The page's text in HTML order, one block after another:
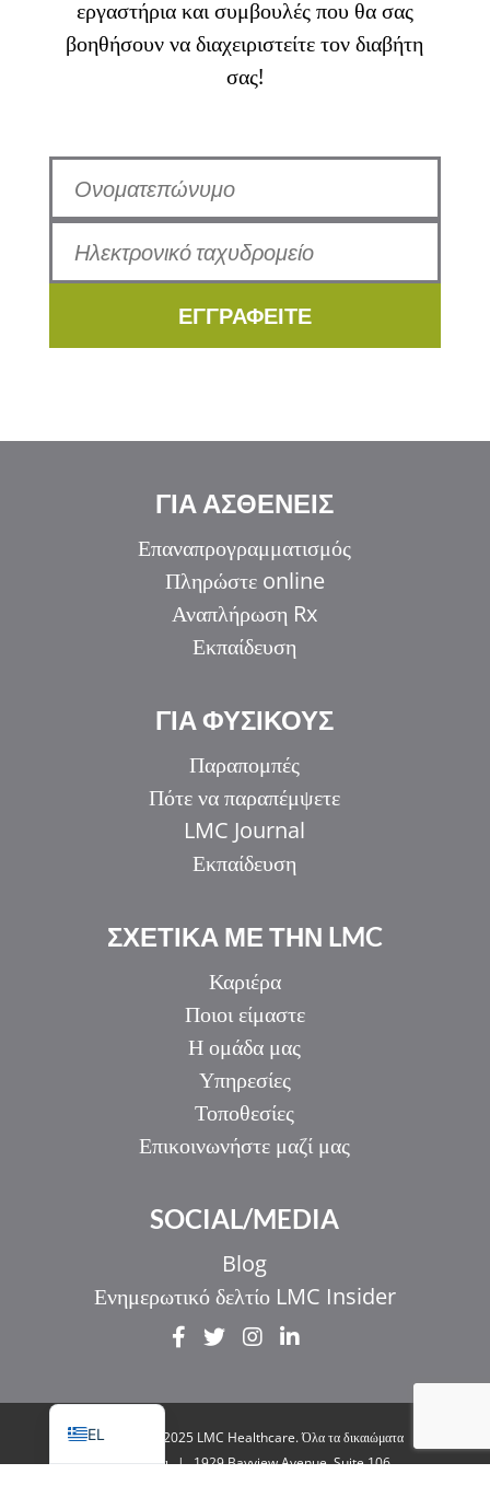
εργαστήρια και συμβουλές που θα σας
βοηθήσουν να διαχειριστείτε τον διαβήτη
σας!
ΕΓΓΡΑΦΕΙΤΕ
ΓΙΑ ΑΣΘΕΝΕΙΣ
Επαναπρογραμματισμός
Πληρώστε online
Αναπλήρωση Rx
Εκπαίδευση
ΓΙΑ ΦΥΣΙΚΟΥΣ
Παραπομπές
Πότε να παραπέμψετε
LMC Journal
Εκπαίδευση
ΣΧΕΤΙΚΑ ΜΕ ΤΗΝ LMC
Καριέρα
Ποιοι είμαστε
Η ομάδα μας
Υπηρεσίες
Τοποθεσίες
Επικοινωνήστε μαζί μας
SOCIAL/MEDIA
Blog
Ενημερωτικό δελτίο LMC Insider
© Copyright 2025 LMC Healthcare. Όλα τα δικαιώματα
διατηρούνται | 1929 Bayview Avenue. Suite 106
EL
UR